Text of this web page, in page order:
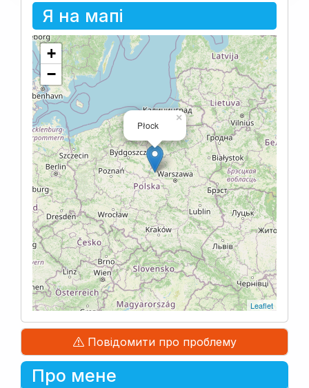
Я на мапі
Płock
×
+
−
Leaflet
Повідомити про проблему
Про мене